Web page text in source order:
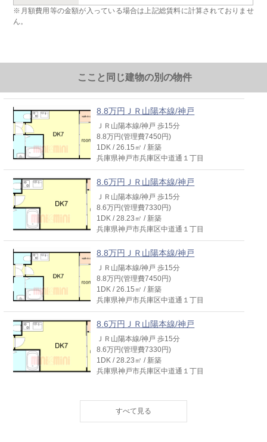
※月額費用等の金額が入っている場合は上記総賃料に計算されておりませ
ん。
ここと同じ建物の別の物件
8.8万円ＪＲ山陽本線/神戸
ＪＲ山陽本線/神戸 歩15分
8.8万円(管理費7450円)
1DK / 26.15㎡ / 新築
兵庫県神戸市兵庫区中道通１丁目
8.6万円ＪＲ山陽本線/神戸
ＪＲ山陽本線/神戸 歩15分
8.6万円(管理費7330円)
1DK / 28.23㎡ / 新築
兵庫県神戸市兵庫区中道通１丁目
8.8万円ＪＲ山陽本線/神戸
ＪＲ山陽本線/神戸 歩15分
8.8万円(管理費7450円)
1DK / 26.15㎡ / 新築
兵庫県神戸市兵庫区中道通１丁目
8.6万円ＪＲ山陽本線/神戸
ＪＲ山陽本線/神戸 歩15分
8.6万円(管理費7330円)
1DK / 28.23㎡ / 新築
兵庫県神戸市兵庫区中道通１丁目
ＪＲ山陽本線/神戸 歩15分
9.1万円(管理費8050円)